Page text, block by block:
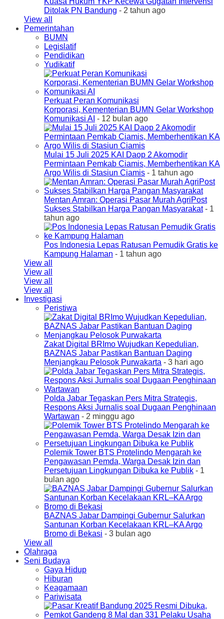
Ditolak PN Bandung - 2 tahun ago
View all
Pemerintahan
BUMN
Legislatif
Pendidikan
Yudikatif
Perkuat Peran Komunikasi
Korporasi, Kementerian BUMN Gelar Workshop
Komunikasi AI - 12 bulan ago
Mulai 15 Juli 2025 KAI Daop 2 Akomodir
Permintaan Pemkab Ciamis, Memberhentikan KA
Argo Wilis di Stasiun Ciamis - 1 tahun ago
Mentan Amran: Operasi Pasar Murah AgriPost
Sukses Stabilkan Harga Pangan Masyarakat- 1
tahun ago
Pos Indonesia Lepas Ratusan Pemudik Gratis ke
Kampung Halaman - 1 tahun ago
View all
View all
View all
View all
Investigasi
Peristiwa
Zakat Digital BRImo Wujudkan Kepedulian,
BAZNAS Jabar Pastikan Bantuan Daging
Menjangkau Pelosok Purwakarta - 3 hari ago
Polda Jabar Tegaskan Pers Mitra Strategis,
Respons Aksi Jurnalis soal Dugaan Penghinaan
Wartawan - 2 minggu ago
Polemik Tower BTS Protelindo Mengarah ke
Pengawasan Pemda, Warga Desak Izin dan
Persetujuan Lingkungan Dibuka ke Publik - 1
bulan ago
BAZNAS Jabar Dampingi Gubernur Salurkan
Santunan Korban Kecelakaan KRL–KA Argo
Bromo di Bekasi - 3 bulan ago
View all
Olahraga
Seni Budaya
Gaya Hidup
Hiburan
Keagamaan
Pariwisata